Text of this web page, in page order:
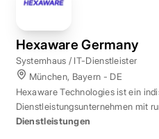
Hexaware Germany
Systemhaus / IT-Dienstleister
München, Bayern - DE
Hexaware Technologies ist ein
Dienstleistungsunternehmen mit
Standort München für
Dienstleistungen